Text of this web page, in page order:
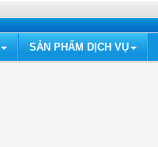
SẢN PHẨM DỊCH VỤ